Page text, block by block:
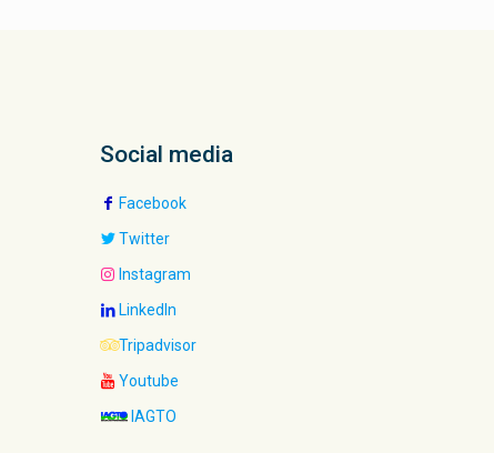
Social media
Facebook
Twitter
Instagram
LinkedIn
Tripadvisor
Youtube
IAGTO